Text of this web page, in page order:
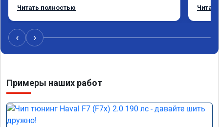
режиме даже немного снизился. Все сделали
Читать полностью
‹ ›
Примеры наших работ